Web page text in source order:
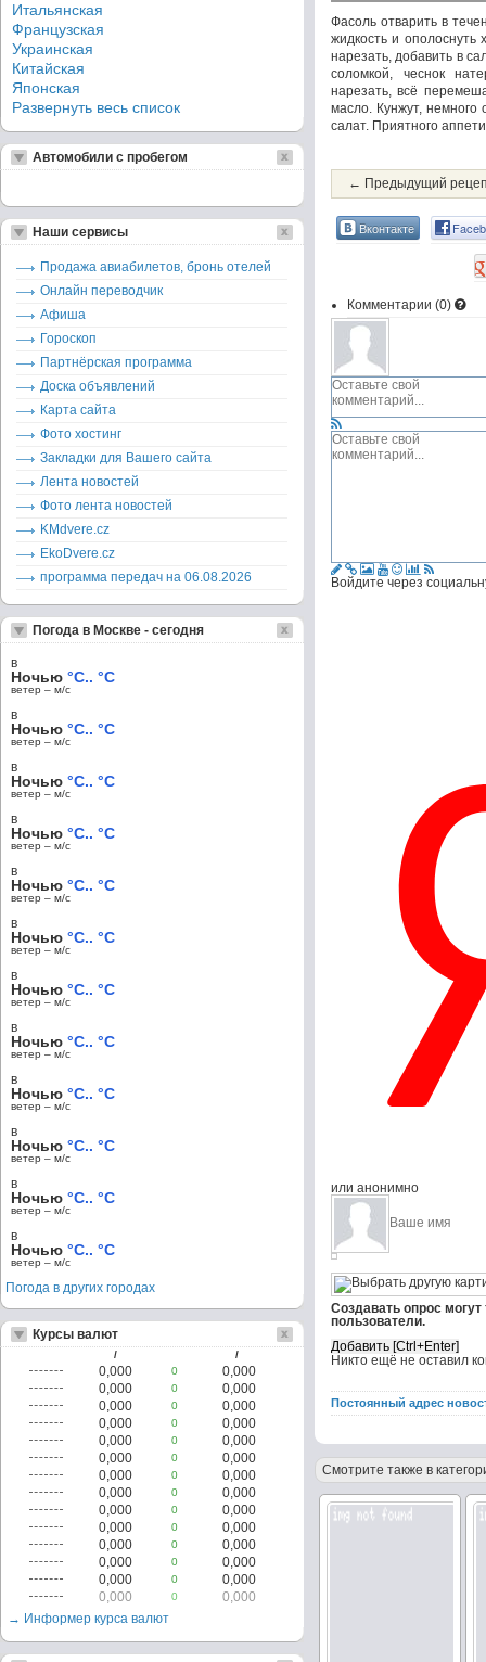
Фасоль отварить в
жидкость и ополоснуть
нарезать, добавить в
соломкой, чеснок
нарезать, всё
масло. Кунжут, немного
салат. Приятного
← Предыдущий
Вконтакте
Комментарии (0)
Войдите через
или анонимно
Создавать опрос
пользователи.
Никто ещё не оставил
Постоянный адрес
Смотрите также в
Итальянская
Французская
Украинская
Китайская
Японская
Развернуть весь список
Автомобили с пробегом
Наши сервисы
Продажа авиабилетов, бронь отелей
Онлайн переводчик
Афиша
Гороскоп
Партнёрская программа
Доска объявлений
Карта сайта
Фото хостинг
Закладки для Вашего сайта
Лента новостей
Фото лента новостей
KMdvere.cz
EkoDvere.cz
программа передач на 06.08.2026
Погода в Москве - сегодня
в
Ночью °C.. °C
ветер – м/c
в
Ночью °C.. °C
ветер – м/c
в
Ночью °C.. °C
ветер – м/c
в
Ночью °C.. °C
ветер – м/c
в
Ночью °C.. °C
ветер – м/c
в
Ночью °C.. °C
ветер – м/c
в
Ночью °C.. °C
ветер – м/c
в
Ночью °C.. °C
ветер – м/c
в
Ночью °C.. °C
ветер – м/c
в
Ночью °C.. °C
ветер – м/c
в
Ночью °C.. °C
ветер – м/c
в
Ночью °C.. °C
ветер – м/c
Погода в других городах
Курсы валют
/ /
0,000 0
0,000
0,000
0
0,000
0,000
0
0,000
0,000
0
0,000
0,000
0
0,000
0,000
0
0,000
0,000
0
0,000
0,000
0
0,000
0,000
0
0,000
0,000
0
0,000
0,000
0
0,000
0,000
0
0,000
0,000
0
0,000
0,000
0
0,000
→ Информер курса валют